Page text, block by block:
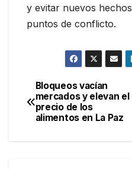
y evitar nuevos
puntos de conflicto.
Navegación
de
Bloqueos vacían
mercados y elevan el
precio de los
alimentos en La Paz